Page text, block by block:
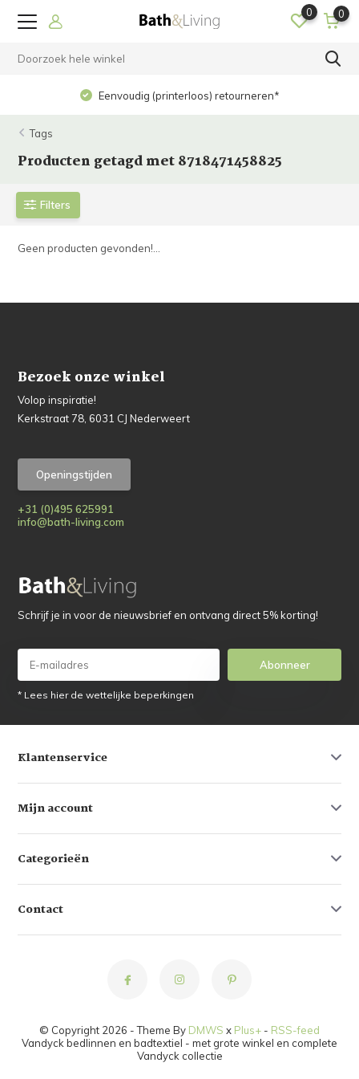
0 0
Eenvoudig (printerloos) retourneren*
Tags
Producten getagd met 8718471458825
Filters
Geen producten gevonden!...
Bezoek onze winkel
Volop inspiratie!
Kerkstraat 78, 6031 CJ Nederweert
Openingstijden
+31 (0)495 625991
info@bath-living.com
Schrijf je in voor de nieuwsbrief en ontvang direct 5% korting!
Abonneer
* Lees hier de wettelijke beperkingen
Klantenservice
Mijn account
Categorieën
Contact
© Copyright 2026 - Theme By DMWS x Plus+ - RSS-feed
Vandyck bedlinnen en badtextiel - met grote winkel en complete
Vandyck collectie